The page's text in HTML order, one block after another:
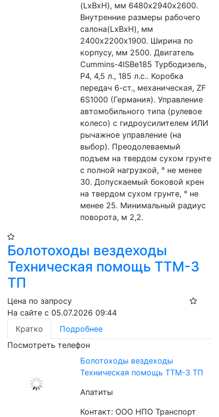
(LxBxH), мм 6480х2940х2600.
Внутренние размеры рабочего
салона(LxBxH), мм
2400х2200х1900. Ширина по
корпусу, мм 2500. Двигатель
Cummins-4ISBe185 Турбодизель,
Р4, 4,5 л., 185 л.с.. Коробка
передач 6-ст., механическая, ZF
6S1000 (Германия). Управление
автомобильного типа (рулевое
колесо) с гидроусилителем ИЛИ
рычажное управление (на
выбор). Преодолеваемый
подъем на твердом сухом грунте
с полной нагрузкой, ° не менее
30. Допускаемый боковой крен
на твердом сухом грунте, ° не
менее 25. Минимальный радиус
поворота, м 2,2.
Болотоходы вездеходы
Техническая помощь ТТМ-3
ТП
Цена по запросу
На сайте с 05.07.2026 09:44
Кратко
Подробнее
Посмотреть телефон
Болотоходы вездеходы
Техническая помощь ТТМ-3 ТП
Апатиты
Контакт: ООО НПО Транспорт